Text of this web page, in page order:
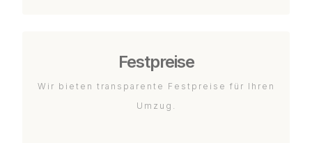
Festpreise
Wir bieten transparente Festpreise für Ihren
Umzug.